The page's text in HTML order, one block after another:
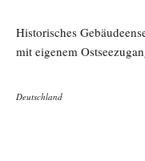
Historisches
mit eigenem
Deutschland